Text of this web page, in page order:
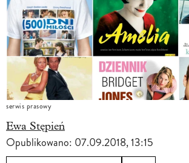
serwis prasowy
Ewa Stępień
Opublikowano: 07.09.2018, 13:15